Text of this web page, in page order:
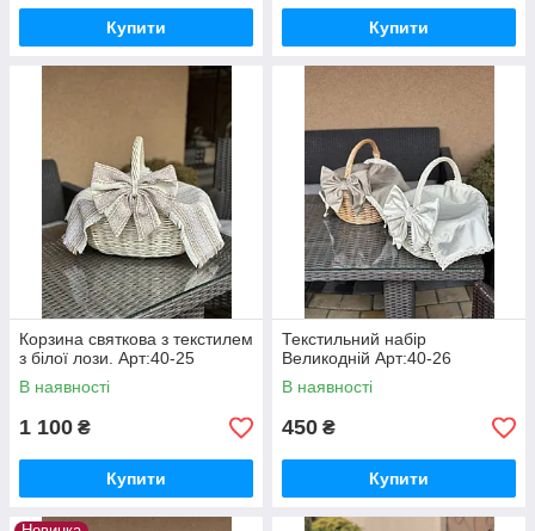
Купити Купити
Корзина святкова з текстилем
з білої лози. Арт:40-25
В наявності
1 100 ₴
Купити
Текстильний набір
Великодній Арт:40-26
В наявності
450 ₴
Купити